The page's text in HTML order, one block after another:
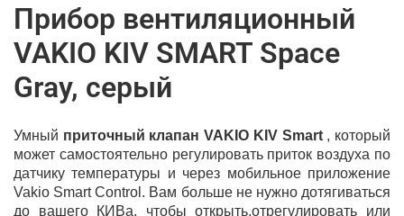
Прибор вентиляционный
VAKIO KIV SMART Space
Gray, серый
Умный приточный клапан VAKIO KIV Smart, который
может самостоятельно регулировать приток воздуха по
датчику температуры и через мобильное приложение
Vakio Smart Control. Вам больше не нужно дотягиваться
до вашего КИВа, чтобы открыть,отрегулировать или